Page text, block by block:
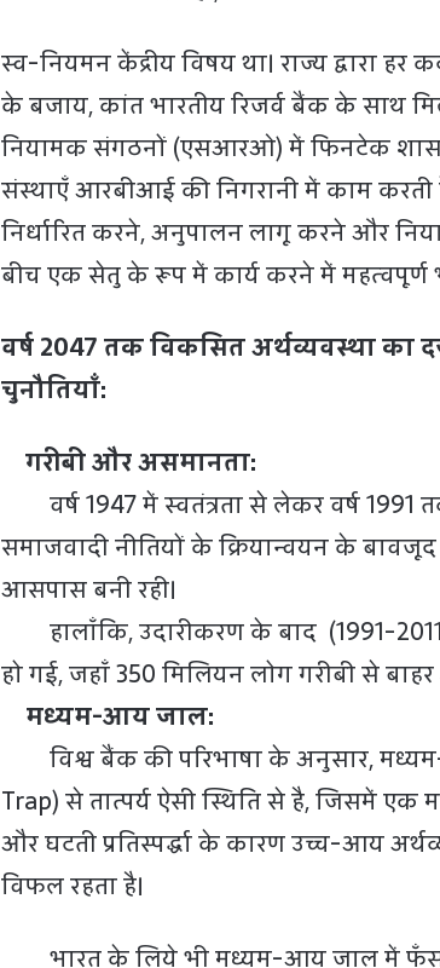
स्व-नियमन केंद्रीय विषय था। राज्य द्वारा हर
के बजाय, कांत भारतीय रिजर्व बैंक के साथ
नियामक संगठनों (एसआरओ) में फिनटेक
संस्थाएँ आरबीआई की निगरानी में काम करती
निर्धारित करने, अनुपालन लागू करने और
बीच एक सेतु के रूप में कार्य करने में महत्वपूर्ण
वर्ष 2047 तक विकसित अर्थव्यवस्था का
चुनौतियाँ:
गरीबी और असमानता:
वर्ष 1947 में स्वतंत्रता से लेकर वर्ष 1991
समाजवादी नीतियों के क्रियान्वयन के
आसपास बनी रही।
हालाँकि, उदारीकरण के बाद (1991-
हो गई, जहाँ 350 मिलियन लोग गरीबी से
मध्यम-आय जाल:
विश्व बैंक की परिभाषा के अनुसार,
Trap) से तात्पर्य ऐसी स्थिति से है, जिसमें
और घटती प्रतिस्पर्द्धा के कारण उच्च-आय
विफल रहता है।
भारत के लिये भी मध्यम-आय जाल में